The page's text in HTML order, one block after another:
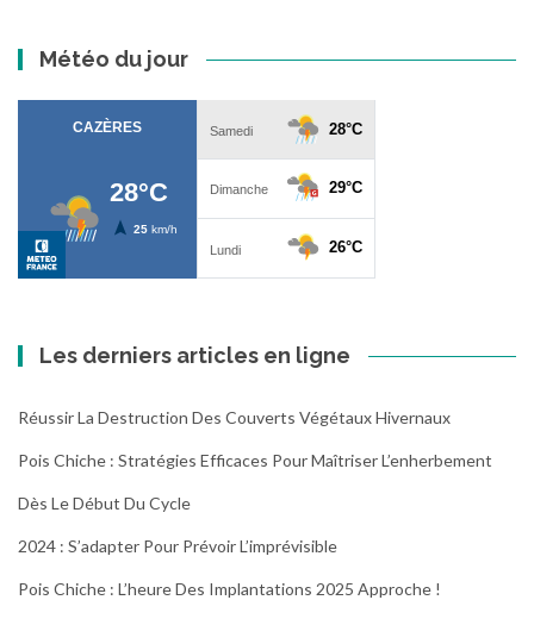
Météo du jour
Les derniers articles en ligne
Réussir La Destruction Des Couverts Végétaux Hivernaux
Pois Chiche : Stratégies Efficaces Pour Maîtriser L’enherbement
Dès Le Début Du Cycle
2024 : S’adapter Pour Prévoir L’imprévisible
Pois Chiche : L’heure Des Implantations 2025 Approche !